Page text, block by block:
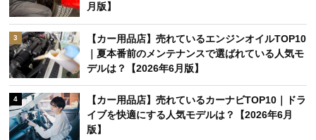
月版】
3
【カー用品店】売れているエンジンオイルTOP10
｜夏本番前のメンテナンスで選ばれている人気モ
デルは？【2026年6月版】
4
【カー用品店】売れているカーナビTOP10｜ドラ
イブを快適にする人気モデルは？【2026年6月
版】